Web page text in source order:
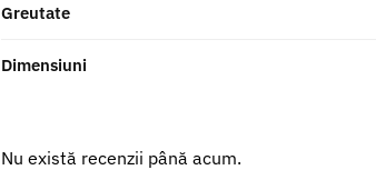
Greutate
Dimensiuni
Nu există recenzii până acum.